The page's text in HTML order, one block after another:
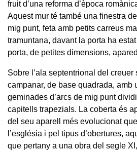
fruit d’una reforma d’època
Aquest mur té també una finestra
mig punt, feta amb petits carreus
tramuntana, davant la porta ha
porta, de petites dimensions,
Sobre l’ala septentrional del creuer
campanar, de base quadrada, amb
geminades d’arcs de mig punt
capitells trapezials. La coberta és
del seu aparell més evolucionat
l’església i pel tipus d’obertures,
que pertany a una obra del segle